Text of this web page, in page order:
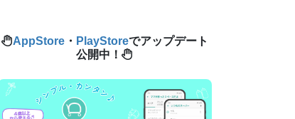
AppStore・ PlayStoreでアップデート
公開中！